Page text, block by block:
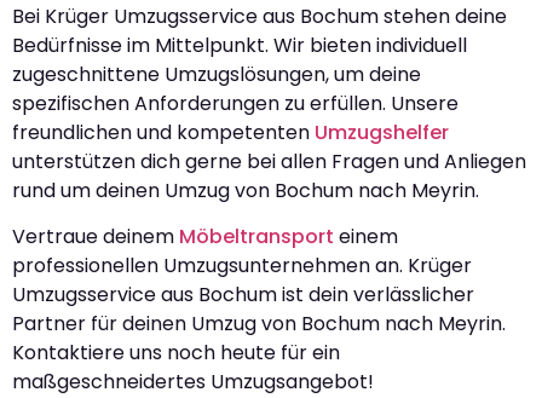
Bei Krüger Umzugsservice aus Bochum stehen deine
Bedürfnisse im Mittelpunkt. Wir bieten individuell
zugeschnittene Umzugslösungen, um deine
spezifischen Anforderungen zu erfüllen. Unsere
freundlichen und kompetenten Umzugshelfer
unterstützen dich gerne bei allen Fragen und Anliegen
rund um deinen Umzug von Bochum nach Meyrin.
Vertraue deinem Möbeltransport einem
professionellen Umzugsunternehmen an. Krüger
Umzugsservice aus Bochum ist dein verlässlicher
Partner für deinen Umzug von Bochum nach Meyrin.
Kontaktiere uns noch heute für ein
maßgeschneidertes Umzugsangebot!